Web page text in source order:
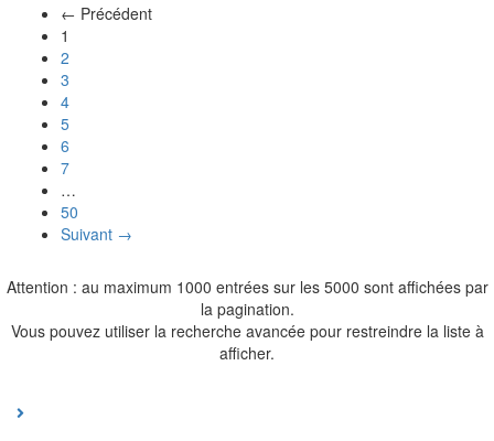
← Précédent
1
2
3
4
5
6
7
…
50
Suivant →
Attention : au maximum 1000 entrées sur les 5000 sont affichées par
la pagination.
Vous pouvez utiliser la recherche avancée pour restreindre la liste à
afficher.